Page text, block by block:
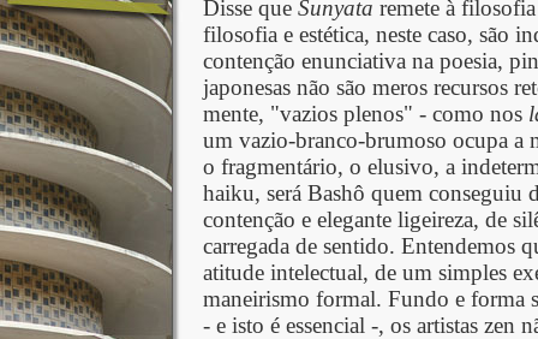
Disse que Sunyata remete à
filosofia e estética, neste caso, são
contenção enunciativa na poesia,
japonesas não são meros recursos
mente, "vazios plenos" - como nos
um vazio-branco-brumoso ocupa a
o fragmentário, o elusivo, a
haiku, será Bashô quem conseguiu
contenção e elegante ligeireza, de
carregada de sentido. Entendemos
atitude intelectual, de um simples
maneirismo formal. Fundo e forma
- e isto é essencial -, os artistas zen